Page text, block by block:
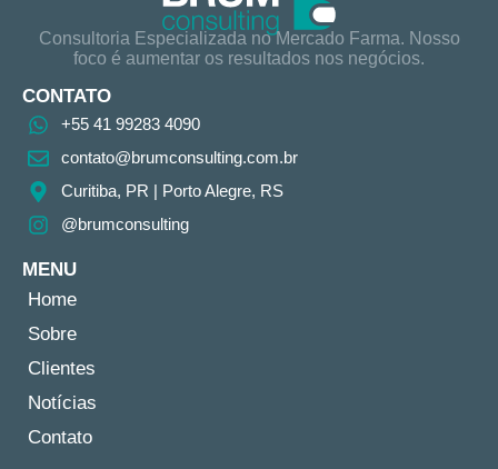
Consultoria Especializada no Mercado Farma. Nosso
foco é aumentar os resultados nos negócios.
CONTATO
+55 41 99283 4090
contato@brumconsulting.com.br​
Curitiba, PR​ | Porto Alegre, RS
@brumconsulting
MENU
Home
Sobre
Clientes
Notícias
Contato